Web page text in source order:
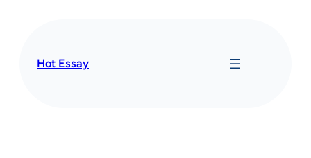
Hot Essay